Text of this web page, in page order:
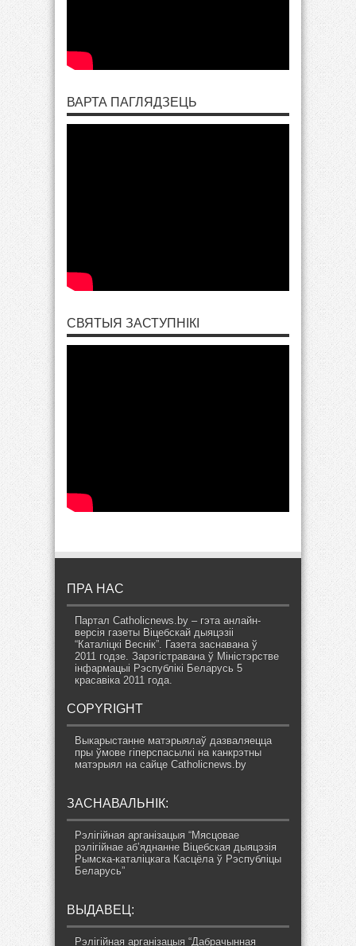
ВАРТА ПАГЛЯДЗЕЦЬ
СВЯТЫЯ ЗАСТУПНІКІ
ПРА НАС
Партал Catholicnews.by – гэта анлайн-
версія газеты Віцебскай дыяцэзіі
“Каталіцкі Веснік”. Газета заснавана ў
2011 годзе. Зарэгістравана ў Міністэрстве
інфармацыі Рэспублікі Беларусь 5
красавіка 2011 года.
COPYRIGHT
Выкарыстанне матэрыялаў дазваляецца
пры ўмове гіперспасылкі на канкрэтны
матэрыял на сайце Catholicnews.by
ЗАСНАВАЛЬНІК:
Рэлігійная арганізацыя “Мясцовае
рэлігійнае аб’яднанне Віцебская дыяцэзія
Рымска-каталіцкага Касцёла ў Рэспубліцы
Беларусь”
ВЫДАВЕЦ:
Рэлігійная арганізацыя “Дабрачынная